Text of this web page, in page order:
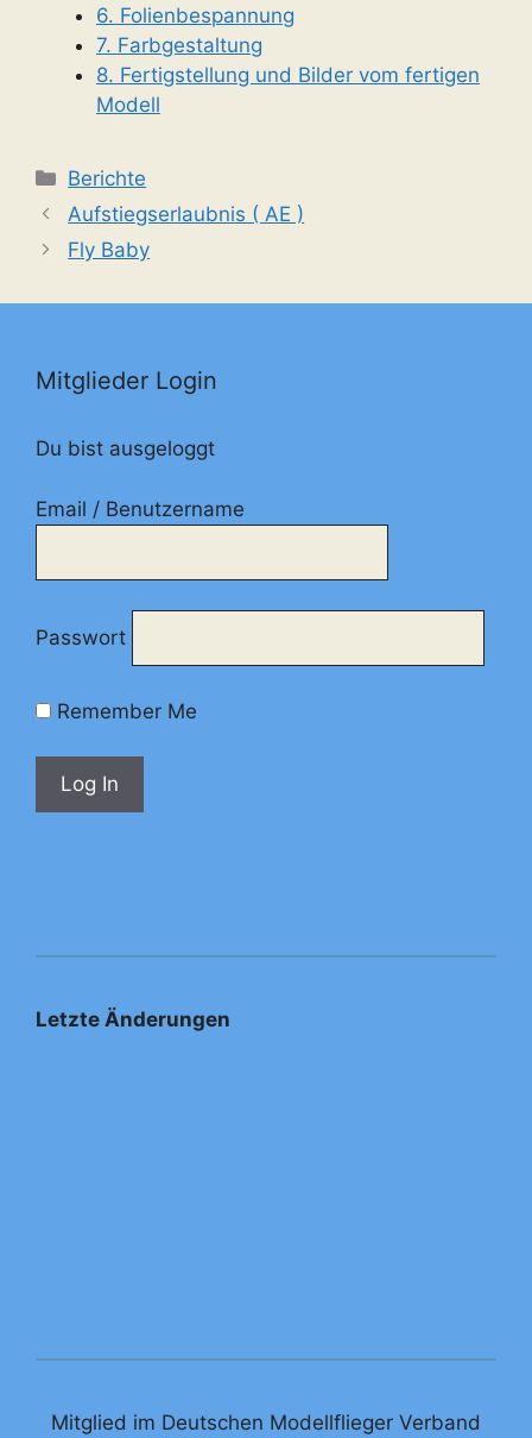
6. Folienbespannung
7. Farbgestaltung
8. Fertigstellung und Bilder vom fertigen
Modell
Kategorien
Berichte
Aufstiegserlaubnis ( AE )
Fly Baby
Mitglieder Login
Du bist ausgeloggt
Email / Benutzername
Passwort
Remember Me
Letzte Änderungen
Mitglied im Deutschen Modellflieger Verband